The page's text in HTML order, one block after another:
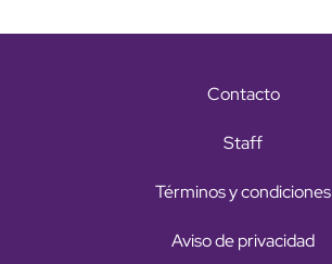
Contacto
Staff
Términos y condiciones
Aviso de privacidad